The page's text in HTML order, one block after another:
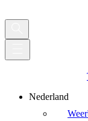
Nederland